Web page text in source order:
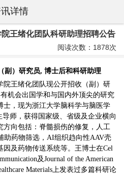
详情
王绪化团队科研助理招聘公告
阅读次数：1878次
副）研究员, 博士后和科研助理
院王绪化团队现公开招收（副）研
机会出国学和与国内外顶尖的研究
士，现为浙江大学脑科学与脑医学
师，获得国家级、省级及企业横向
方向包括：脊髓损伤的修复，人工
助药物筛选，AI组织趋向性AAV壳
及药物传送系统等。王博士在Cel
及Journal of the American
Materials上发表过多篇科研论